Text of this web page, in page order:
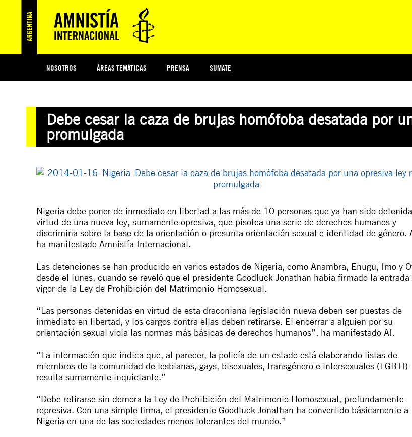
NOSOTROS ÁREAS TEMÁTICAS PRENSA SUMATE
PREGUNTAS FRECUENTES
Debe cesar la caza de brujas homófoba desatada por
promulgada
Nigeria debe poner de inmediato en libertad a las más de 10 personas que ya han sido
virtud de una nueva ley, sumamente opresiva, que pisotea una serie de derechos humanos y
discrimina sobre la base de la orientación o presunta orientación sexual e identidad de género.
ha manifestado Amnistía Internacional.
Las detenciones se han producido en varios estados de Nigeria, como Anambra, Enugu, Imo y
desde el lunes, cuando se reveló que el presidente Goodluck Jonathan había firmado la entrada
vigor de la Ley de Prohibición del Matrimonio Homosexual.
“Las personas detenidas en virtud de esta draconiana legislación nueva deben ser puestas de
inmediato en libertad, y los cargos contra ellas deben retirarse. El encerrar a alguien por su
orientación sexual viola las normas más básicas de derechos humanos”, ha manifestado AI.
“La información que indica que, al parecer, la policía de un estado está elaborando listas de
miembros de la comunidad de lesbianas, gays, bisexuales, transgénero e intersexuales (LGBTI)
resulta sumamente inquietante.”
“Debe retirarse sin demora la Ley de Prohibición del Matrimonio Homosexual, profundamente
represiva. Con una simple firma, el presidente Goodluck Jonathan ha convertido básicamente a
Nigeria en una de las sociedades menos tolerantes del mundo.”